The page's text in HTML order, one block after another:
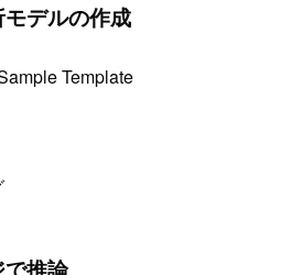
デルの作成
Template
推論